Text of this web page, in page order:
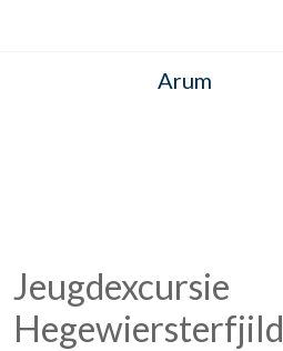
Arum
Jeugdexcursie
Hegewiersterfjild